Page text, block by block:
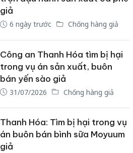
giả
6 ngày trước Chống hàng giả
Công an Thanh Hóa tìm bị hại
trong vụ án sản xuất, buôn
bán yến sào giả
31/07/2026 Chống hàng giả
Thanh Hóa: Tìm bị hại trong vụ
án buôn bán bình sữa Moyuum
giả